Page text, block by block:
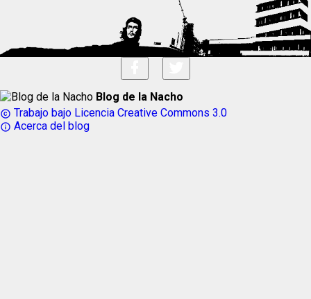
Blog de la Nacho
copyright Trabajo bajo Licencia Creative Commons 3.0
info_outline Acerca del blog